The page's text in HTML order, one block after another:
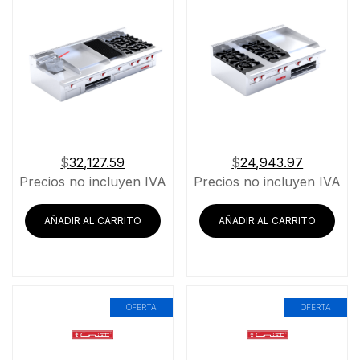
$32,127.59
Precios no incluyen IVA
AÑADIR AL CARRITO
$24,943.97
Precios no incluyen IVA
AÑADIR AL CARRITO
OFERTA OFERTA